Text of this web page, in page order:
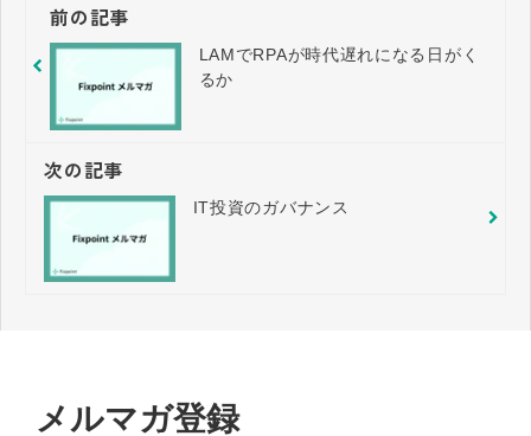
前の記事
LAMでRPAが時代遅れになる日がく
るか
次の記事
IT投資のガバナンス
メルマガ登録